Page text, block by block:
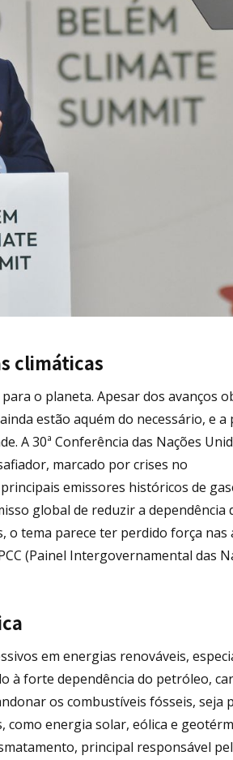
climáticas
o planeta. Apesar dos avanços
estão aquém do necessário, e a
A 30ª Conferência das Nações
marcado por crises no
emissores históricos de
global de reduzir a dependência
o tema parece ter perdido força nas
(Painel Intergovernamental das
em energias renováveis,
à forte dependência do petróleo,
os combustíveis fósseis, seja
energia solar, eólica e
principal responsável